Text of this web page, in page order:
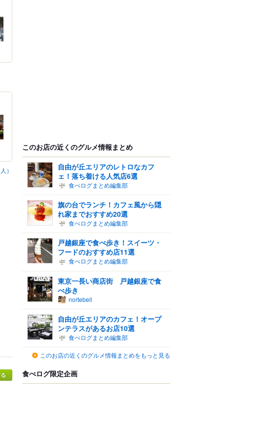
人）
このお店の近くのグルメ情報まとめ
自由が丘エリアのレトロなカフ
ェ！落ち着ける人気店6選
食べログまとめ編集部
旗の台でランチ！カフェ風から隠
れ家までおすすめ20選
食べログまとめ編集部
戸越銀座で食べ歩き！スイーツ・
フードのおすすめ店11選
食べログまとめ編集部
東京一長い商店街 戸越銀座で食
べ歩き
nortebell
自由が丘エリアのカフェ！オープ
ンテラスがあるお店10選
食べログまとめ編集部
このお店の近くのグルメ情報まとめをもっと見る
食べログ限定企画